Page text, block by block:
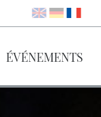
ÉVÉNEMENTS